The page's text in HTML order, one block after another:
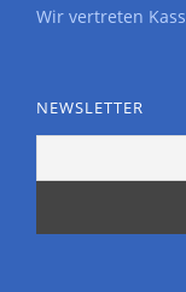
Wir vertreten
NEWSLETTER